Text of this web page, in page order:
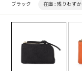
ブラック 在庫 : 残りわずか